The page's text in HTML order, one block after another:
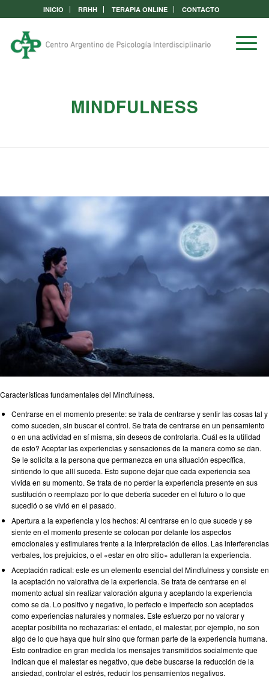
INICIO RRHH TERAPIA ONLINE CONTACTO
MINDFULNESS
Características fundamentales del Mindfulness.
Centrarse en el momento presente: se trata de centrarse y sentir las cosas tal y
como suceden, sin buscar el control. Se trata de centrarse en un pensamiento
o en una actividad en sí misma, sin deseos de controlarla. Cuál es la utilidad
de esto? Aceptar las experiencias y sensaciones de la manera como se dan.
Se le solicita a la persona que permanezca en una situación específica,
sintiendo lo que allí suceda. Esto supone dejar que cada experiencia sea
vivida en su momento. Se trata de no perder la experiencia presente en sus
sustitución o reemplazo por lo que debería suceder en el futuro o lo que
sucedió o se vivió en el pasado.
Apertura a la experiencia y los hechos: Al centrarse en lo que sucede y se
siente en el momento presente se colocan por delante los aspectos
emocionales y estimulares frente a la interpretación de ellos. Las interferencias
verbales, los prejuicios, o el «estar en otro sitio» adulteran la experiencia.
Aceptación radical: este es un elemento esencial del Mindfulness y consiste en
la aceptación no valorativa de la experiencia. Se trata de centrarse en el
momento actual sin realizar valoración alguna y aceptando la experiencia
como se da. Lo positivo y negativo, lo perfecto e imperfecto son aceptados
como experiencias naturales y normales. Este esfuerzo por no valorar y
aceptar posibilita no rechazarlas: el enfado, el malestar, por ejemplo, no son
algo de lo que haya que huir sino que forman parte de la experiencia humana.
Esto contradice en gran medida los mensajes transmitidos socialmente que
indican que el malestar es negativo, que debe buscarse la reducción de la
ansiedad, controlar el estrés, reducir los pensamientos negativos.